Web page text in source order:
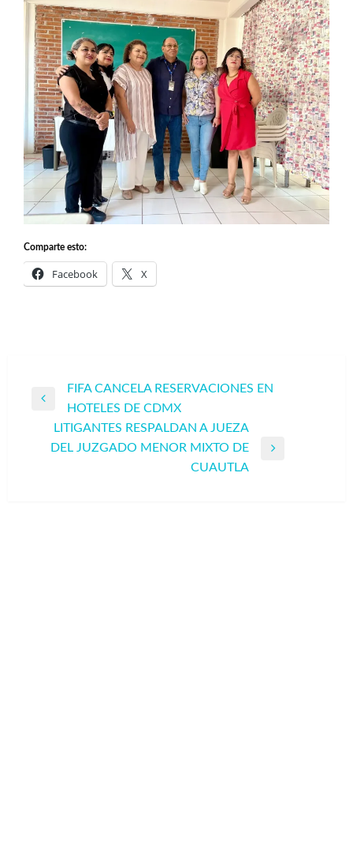
Comparte esto:
Facebook X
Navegación
entradas
Entrada
anterior
FIFA CANCELA RESERVACIONES EN
HOTELES DE CDMX
LITIGANTES RESPALDAN A JUEZA
DEL JUZGADO MENOR MIXTO DE
CUAUTLA